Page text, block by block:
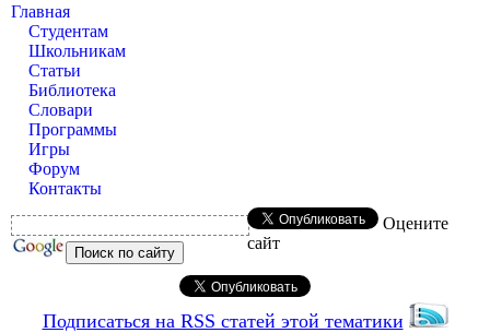
Главная
Студентам
Школьникам
Статьи
Библиотека
Словари
Программы
Игры
Форум
Контакты
Оцените
сайт
Подписаться на RSS статей этой тематики